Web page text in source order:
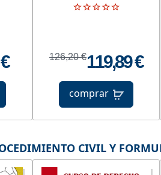
126,20 €119,89 €
comprar
CIVIL Y